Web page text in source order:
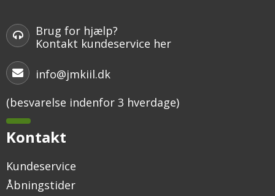
Brug for hjælp?
Kontakt kundeservice her
info@jmkiil.dk
(besvarelse indenfor 3 hverdage)
Kontakt
Kundeservice
Åbningstider